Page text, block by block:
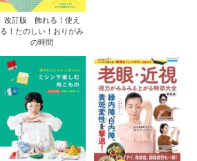
改訂版 飾れる！使え
る！たのしい！おりがみ
の時間